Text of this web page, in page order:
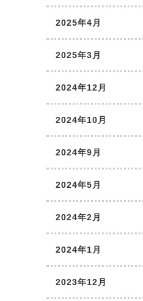
2025年4月
2025年3月
2024年12月
2024年10月
2024年9月
2024年5月
2024年2月
2024年1月
2023年12月